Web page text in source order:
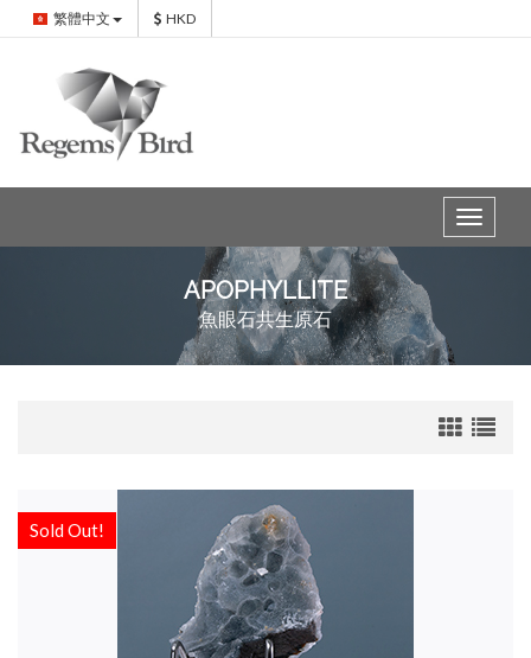
繁體中文 HKD
Toggle
APOPHYLLITE
魚眼石共生原石
Sold Out!